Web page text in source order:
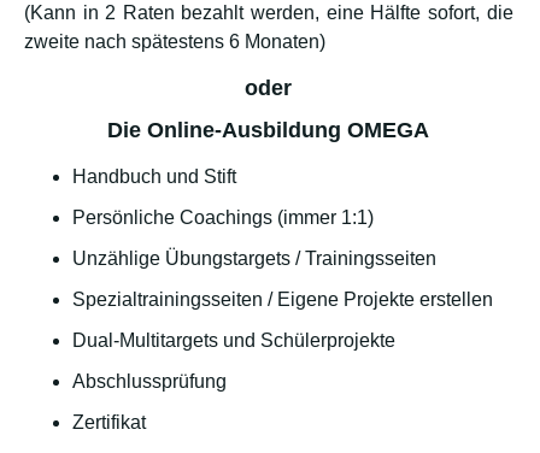
(Kann in 2 Raten bezahlt werden, eine Hälfte sofort, die
zweite nach spätestens 6 Monaten)
oder
Die Online-Ausbildung OMEGA
Handbuch und Stift
Persönliche Coachings (immer 1:1)
Unzählige Übungstargets / Trainingsseiten
Spezialtrainingsseiten / Eigene Projekte erstellen
Dual-Multitargets und Schülerprojekte
Abschlussprüfung
Zertifikat